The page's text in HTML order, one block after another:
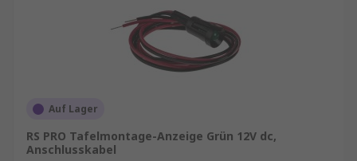
LEDs sorgen für eine hohe Lebensdauer.
Auf Lager
RS PRO Tafelmontage-Anzeige Grün 12V dc,
Anschlusskabel